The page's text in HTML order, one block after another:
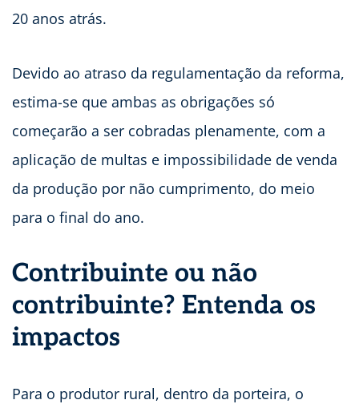
20 anos atrás.
Devido ao atraso da regulamentação da reforma,
estima-se que ambas as obrigações só
começarão a ser cobradas plenamente, com a
aplicação de multas e impossibilidade de venda
da produção por não cumprimento, do meio
para o final do ano.
Contribuinte ou não
contribuinte? Entenda os
impactos
Para o produtor rural, dentro da porteira, o